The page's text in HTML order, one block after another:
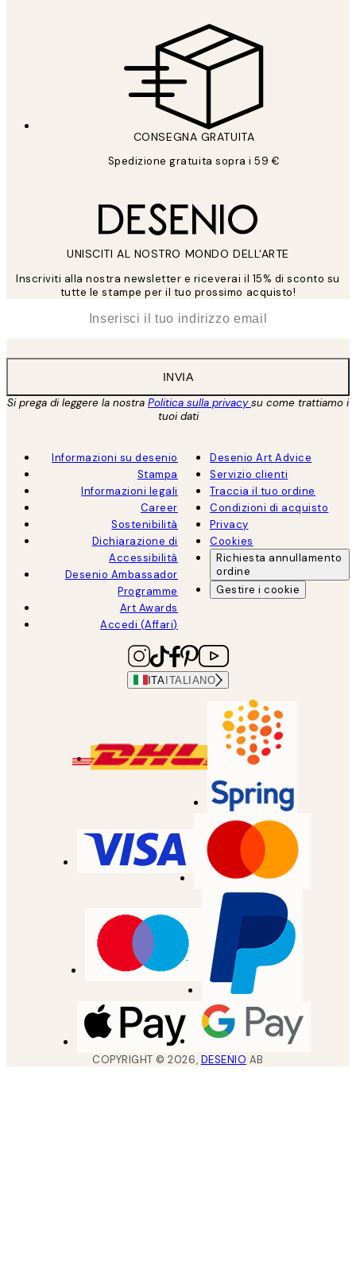
CONSEGNA GRATUITA
Spedizione gratuita sopra i 59 €
UNISCITI AL NOSTRO MONDO DELL'ARTE
Inscriviti alla nostra newsletter e riceverai il 15% di sconto su
tutte le stampe per il tuo prossimo acquisto!
INVIA
Si prega di leggere la nostra Politica sulla privacysu come trattiamo i
tuoi dati
Informazioni su desenio
Stampa
Informazioni legali
Career
Sostenibilità
Dichiarazione di
Accessibilità
Desenio Ambassador
Programme
Art Awards
Accedi (Affari)
Desenio Art Advice
Servizio clienti
Traccia il tuo ordine
Condizioni di acquisto
Privacy
Cookies
Richiesta annullamento
ordine
Gestire i cookie
ITAITALIANO
COPYRIGHT ©2026, DESENIO AB